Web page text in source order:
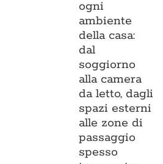
ogni
ambiente
della casa:
dal
soggiorno
alla camera
da letto, dagli
spazi esterni
alle zone di
passaggio
spesso